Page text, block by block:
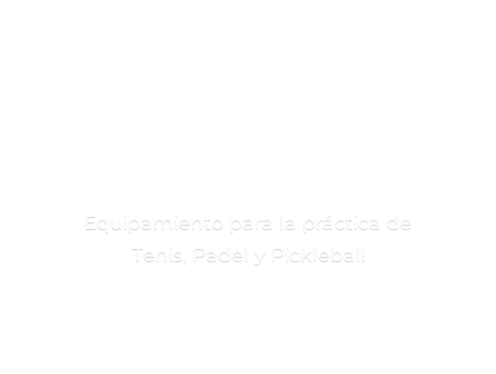
Equipamiento para la práctica de
Tenis, Padel
y Pickleball